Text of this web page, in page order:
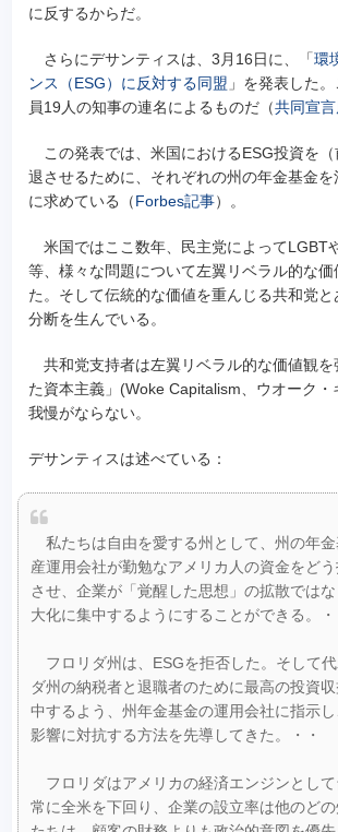
に反するからだ。
さらにデサンティスは、3月16日に、「環
ンス（ESG）に反対する同盟 」を発表した
員19人の知事の連名によるものだ（共同宣
この発表では、米国におけるESG投資を（
退させるために、それぞれの州の年金基金
に求めている（Forbes記事）。
米国ではここ数年、民主党によってLGBT
等、様々な問題について左翼リベラル的な価
た。そして伝統的な価値を重んじる共和党と
分断を生んでいる。
共和党支持者は左翼リベラル的な価値観を
た資本主義」(Woke Capitalism、ウオーク・
我慢がならない。
デサンティスは述べている：
私たちは自由を愛する州として、州の年
産運用会社が勤勉なアメリカ人の資金をどう
させ、企業が「覚醒した思想」の拡散では
大化に集中するようにすることができる。・
フロリダ州は、ESGを拒否した。そして代
ダ州の納税者と退職者のために最高の投資
中するよう、州年金基金の運用会社に指示
影響に対抗する方法を先導してきた。・・
フロリダはアメリカの経済エンジンとし
常に全米を下回り、企業の設立率は他のど